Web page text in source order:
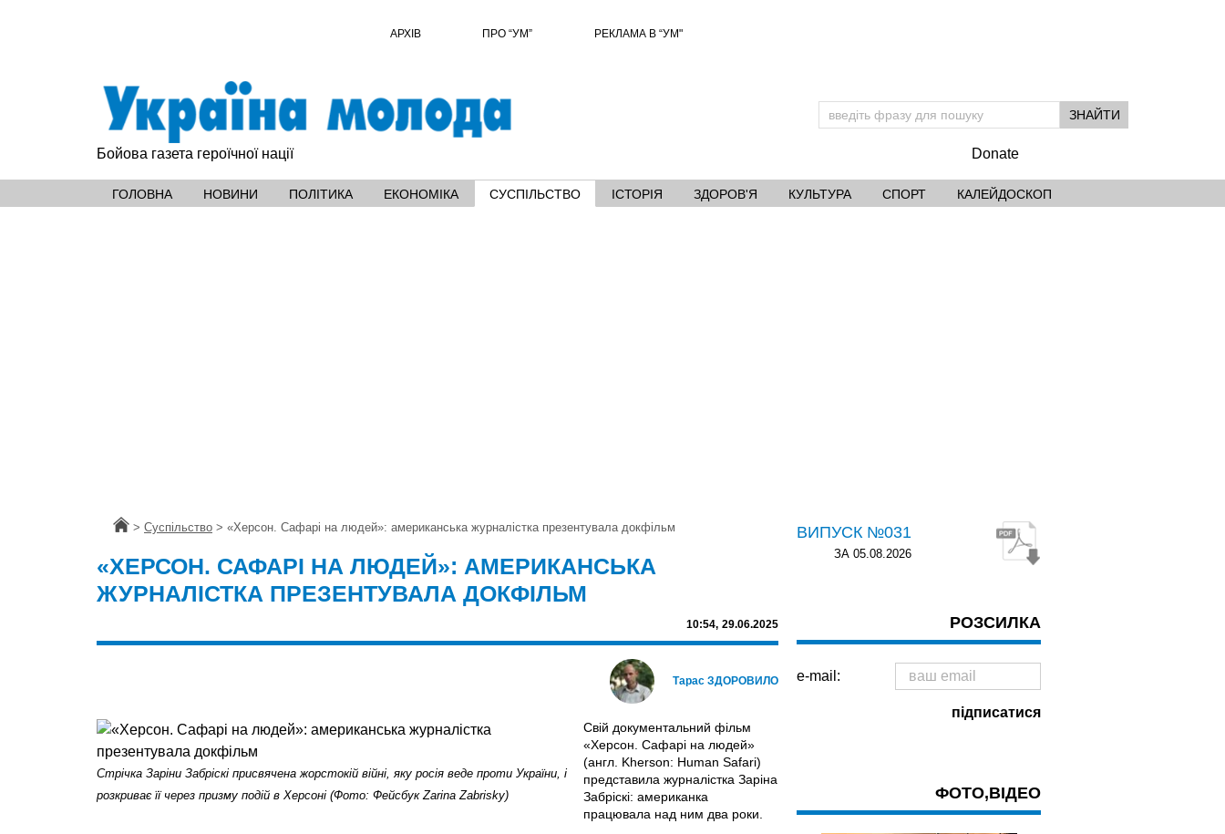
АРХІВ ПРО “УМ” РЕКЛАМА В “УМ"
Бойова газета героїчної нації Donate
ГОЛОВНА НОВИНИ ПОЛІТИКА ЕКОНОМІКА СУСПІЛЬСТВО ІСТОРІЯ ЗДОРОВ'Я КУЛЬТУРА СПОРТ КАЛЕЙДОСКОП
Головна
> Суспільство > «Херсон. Сафарі на людей»: американська журналістка презентувала докфільм
«ХЕРСОН. САФАРІ НА ЛЮДЕЙ»: АМЕРИКАНСЬКА
ЖУРНАЛІСТКА ПРЕЗЕНТУВАЛА ДОКФІЛЬМ
10:54, 29.06.2025
Тарас ЗДОРОВИЛО
Стрічка Заріни Забріскі присвячена жорстокій війні, яку росія веде проти України, і
розкриває її через призму подій в Херсоні (Фото: Фейсбук Zarina Zabrisky)
Свій документальний фільм
«Херсон. Сафарі на людей»
(англ. Kherson: Human Safari)
представила журналістка Заріна
Забріскі: американка
працювала над ним два роки.
ВИПУСК №031
ЗА 05.08.2026
РОЗСИЛКА
e-mail:
ФОТО,ВІДЕО